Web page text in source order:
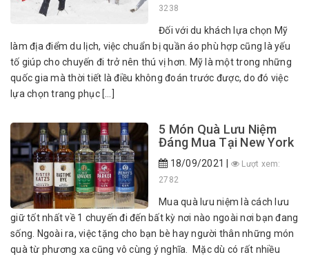
3238
Đối với du khách lựa chọn Mỹ
làm địa điểm du lịch, việc chuẩn bị quần áo phù hợp cũng là yếu
tố giúp cho chuyến đi trở nên thú vị hơn. Mỹ là một trong những
quốc gia mà thời tiết là điều không đoán trước được, do đó việc
lựa chọn trang phục […]
5 Món Quà Lưu Niệm
Đáng Mua Tại New York
18/09/2021 |
Lượt xem:
2782
Mua quà lưu niệm là cách lưu
giữ tốt nhất về 1 chuyến đi đến bất kỳ nơi nào ngoài nơi bạn đang
sống. Ngoài ra, việc tặng cho bạn bè hay người thân những món
quà từ phương xa cũng vô cùng ý nghĩa. Mặc dù có rất nhiều